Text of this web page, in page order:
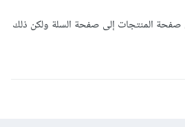
صفحة المنتجات إلى صفحة السلة ولكن ذلك